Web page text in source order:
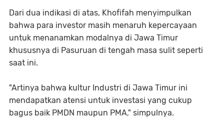
Dari dua indikasi di atas, Khofifah menyimpulkan
bahwa para investor masih menaruh kepercayaan
untuk menanamkan modalnya di Jawa Timur
khususnya di Pasuruan di tengah masa sulit seperti
saat ini.
"Artinya bahwa kultur Industri di Jawa Timur ini
mendapatkan atensi untuk investasi yang cukup
bagus baik PMDN maupun PMA," simpulnya.